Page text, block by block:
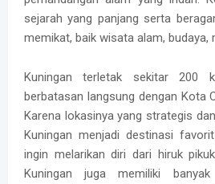
sejarah yang panjang serta
memikat, baik wisata alam, budaya,
Kuningan terletak sekitar 200
berbatasan langsung dengan Kota
Karena lokasinya yang strategis
Kuningan menjadi destinasi
ingin melarikan diri dari hiruk
Kuningan juga memiliki